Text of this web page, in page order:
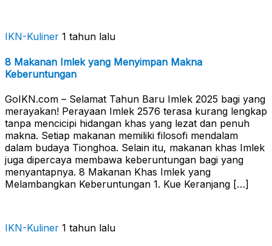
IKN-Kuliner 1 tahun lalu
8 Makanan Imlek yang Menyimpan Makna
Keberuntungan
GoIKN.com – Selamat Tahun Baru Imlek 2025 bagi yang
merayakan! Perayaan Imlek 2576 terasa kurang lengkap
tanpa mencicipi hidangan khas yang lezat dan penuh
makna. Setiap makanan memiliki filosofi mendalam
dalam budaya Tionghoa. Selain itu, makanan khas Imlek
juga dipercaya membawa keberuntungan bagi yang
menyantapnya. 8 Makanan Khas Imlek yang
Melambangkan Keberuntungan 1. Kue Keranjang […]
IKN-Kuliner 1 tahun lalu